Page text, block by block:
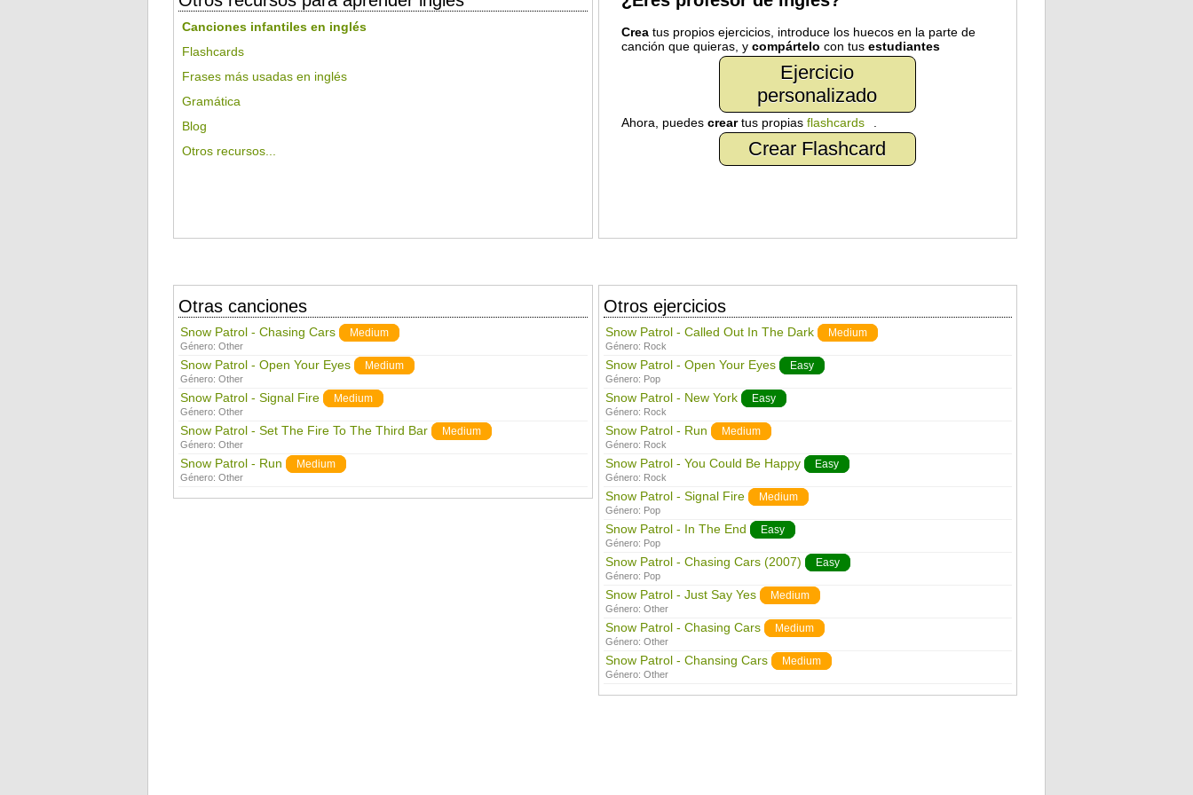
Canciones infantiles en inglés
Flashcards
Frases más usadas en inglés
Gramática
Blog
Otros recursos...
Creatus propios ejercicios, introduce los huecos en la parte de
canción que quieras, y compártelo con tus estudiantes
Ejercicio
personalizado
Ahora, puedes creartus propias flashcards
Crear Flashcard
Otras canciones
Snow Patrol - Chasing Cars Medium
Género: Other
Snow Patrol - Open Your Eyes Medium
Género: Other
Snow Patrol - Signal Fire Medium
Género: Other
Snow Patrol - Set The Fire To The Third Bar Medium
Género: Other
Snow Patrol - Run Medium
Género: Other
Otros ejercicios
Snow Patrol - Called Out In The Dark Medium
Género: Rock
Snow Patrol - Open Your Eyes Easy
Género: Pop
Snow Patrol - New York Easy
Género: Rock
Snow Patrol - Run Medium
Género: Rock
Snow Patrol - You Could Be Happy Easy
Género: Rock
Snow Patrol - Signal Fire Medium
Género: Pop
Snow Patrol - In The End Easy
Género: Pop
Snow Patrol - Chasing Cars (2007) Easy
Género: Pop
Snow Patrol - Just Say Yes Medium
Género: Other
Snow Patrol - Chasing Cars Medium
Género: Other
Snow Patrol - Chansing Cars Medium
Género: Other